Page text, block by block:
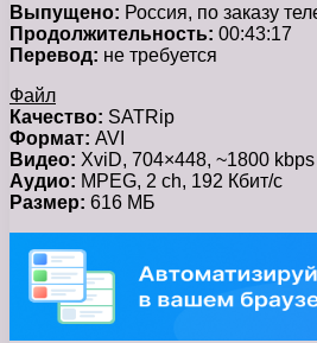
Выпущено: Россия, по заказу
Продолжительность: 00:43:17
Перевод: не требуется
Файл
Качество: SATRip
Формат: AVI
Видео: XviD, 704×448, ~1800 kbps
Аудио: MPEG, 2 ch, 192 Кбит/с
Размер: 616 МБ